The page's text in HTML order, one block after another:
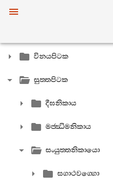
විනයපිටක
සුත‍්තපිටක
දීඝනිකාය
මජ‍්ඣිමනිකාය
සංයුත‍්තනිකායො
සගාථවග‍්ගො